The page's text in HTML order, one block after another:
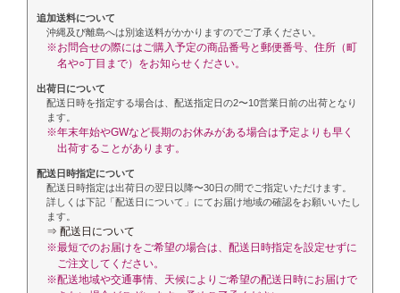
追加送料について
沖縄及び離島へは別途送料がかかりますのでご了承ください。
※お問合せの際にはご購入予定の商品番号と郵便番号、住所（町
名や○丁目まで）をお知らせください。
出荷日について
配送日時を指定する場合は、配送指定日の2〜10営業日前の出荷となり
ます。
※年末年始やGWなど長期のお休みがある場合は予定よりも早く
出荷することがあります。
配送日時指定について
配送日時指定は出荷日の翌日以降〜30日の間でご指定いただけます。
詳しくは下記「配送日について」にてお届け地域の確認をお願いいたし
ます。
⇒ 配送日について
※最短でのお届けをご希望の場合は、配送日時指定を設定せずに
ご注文してください。
※配送地域や交通事情、天候によりご希望の配送日時にお届けで